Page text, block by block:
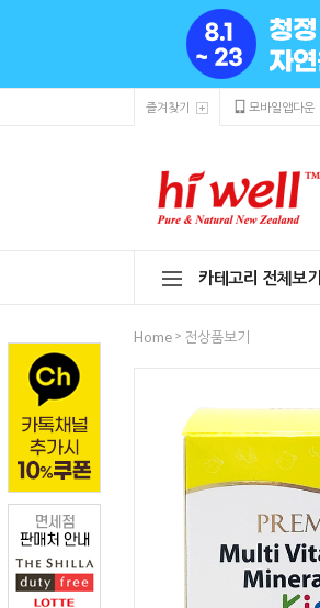
즐겨찾기 모바일앱다운
카테고리 전체보기
Home > 전상품보기